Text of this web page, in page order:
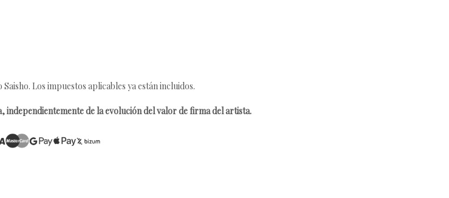
Los impuestos aplicables ya están incluidos.
independientemente de la evolución del valor de firma del artista.